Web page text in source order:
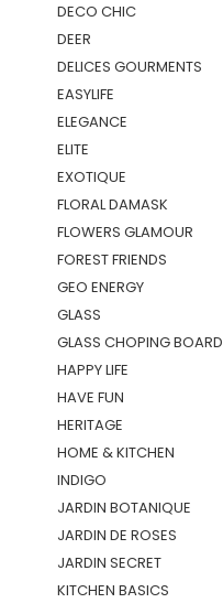
DECO CHIC
DEER
DELICES GOURMENTS
EASYLIFE
ELEGANCE
ELITE
EXOTIQUE
FLORAL DAMASK
FLOWERS GLAMOUR
FOREST FRIENDS
GEO ENERGY
GLASS
GLASS CHOPING BOARD
HAPPY LIFE
HAVE FUN
HERITAGE
HOME & KITCHEN
INDIGO
JARDIN BOTANIQUE
JARDIN DE ROSES
JARDIN SECRET
KITCHEN BASICS